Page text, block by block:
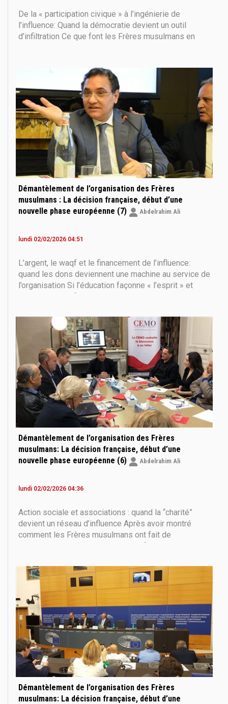
De la « participation civique » à l’ingénierie de
l’influence: Quand la démocratie devient un outil
d’infiltration Ce que font les Frères musulmans en
association. Le plus dangereux, c’est leur capacité à
Démantèlement de l’organisation des Frères
musulmans : La décision française, début d’une
nouvelle phase européenne (7)
Abdelrahim Ali
lundi 02/02/2026 04:51
L’argent, le waqf et le financement de l’influence:
quand les dons deviennent une machine au service de
l’organisation Si l’éducation façonne « l’esprit » et
précisément sur ce point que le rapport
Démantèlement de l’organisation des Frères
musulmans: La décision française, début d’une
nouvelle phase européenne (6)
Abdelrahim Ali
lundi 02/02/2026 04:36
Action sociale et associations : quand la “charité”
devient un réseau d’influence Après avoir montré
comment les Frères musulmans ont fait de
l’éducation une porte d’entrée pour façonner de
des valeurs de la République, le rapport nous entraîne
vers
Démantèlement de l’organisation des Frères
musulmans: La décision française, début d’une